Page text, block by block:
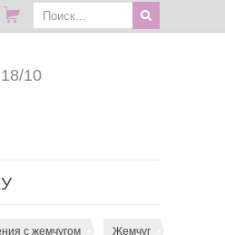
10
с жемчугом Жемчуг